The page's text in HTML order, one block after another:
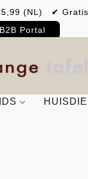
(NL) ✔
B2B Portal